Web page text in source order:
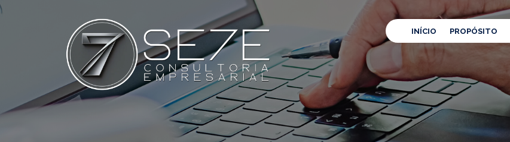
INÍCIO PROPÓSITO